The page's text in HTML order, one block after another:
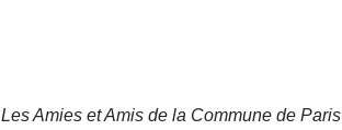
Les Amies et Amis de la Commune de Paris